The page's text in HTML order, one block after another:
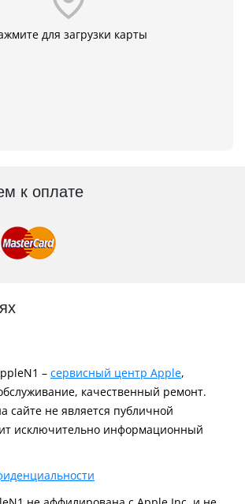
для загрузки карты
к оплате
– сервисный центр Apple,
качественный ремонт.
сайте не является публичной
исключительно информационный